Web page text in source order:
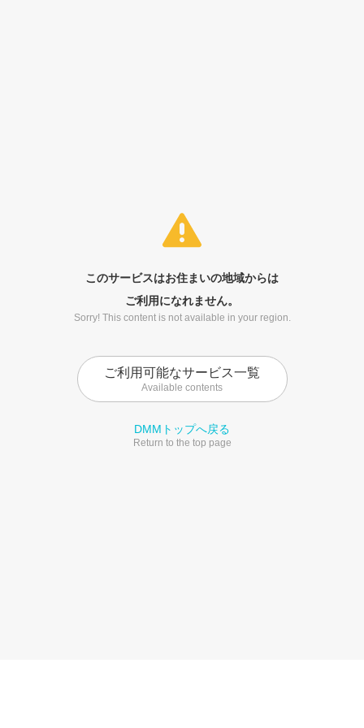
このサービスはお住まいの地域からは
ご利用になれません。
Sorry! This content is not available in your region.
ご利用可能なサービス一覧
Available contents
DMMトップへ戻る
Return to the top page